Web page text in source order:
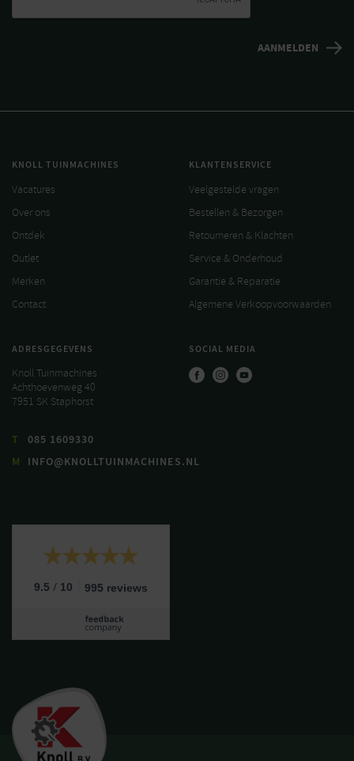
KNOLL TUINMACHINES
Vacatures
Over ons
Ontdek
Outlet
Merken
Contact
KLANTENSERVICE
Veelgestelde vragen
Bestellen & Bezorgen
Retourneren & Klachten
Service & Onderhoud
Garantie & Reparatie
Algemene Verkoopvoorwaarden
ADRESGEGEVENS
Knoll Tuinmachines
Achthoevenweg 40
7951 SK Staphorst
T
085 1609330
M
INFO@KNOLLTUINMACHINES.NL
SOCIAL MEDIA
9.5 / 10 995 reviews